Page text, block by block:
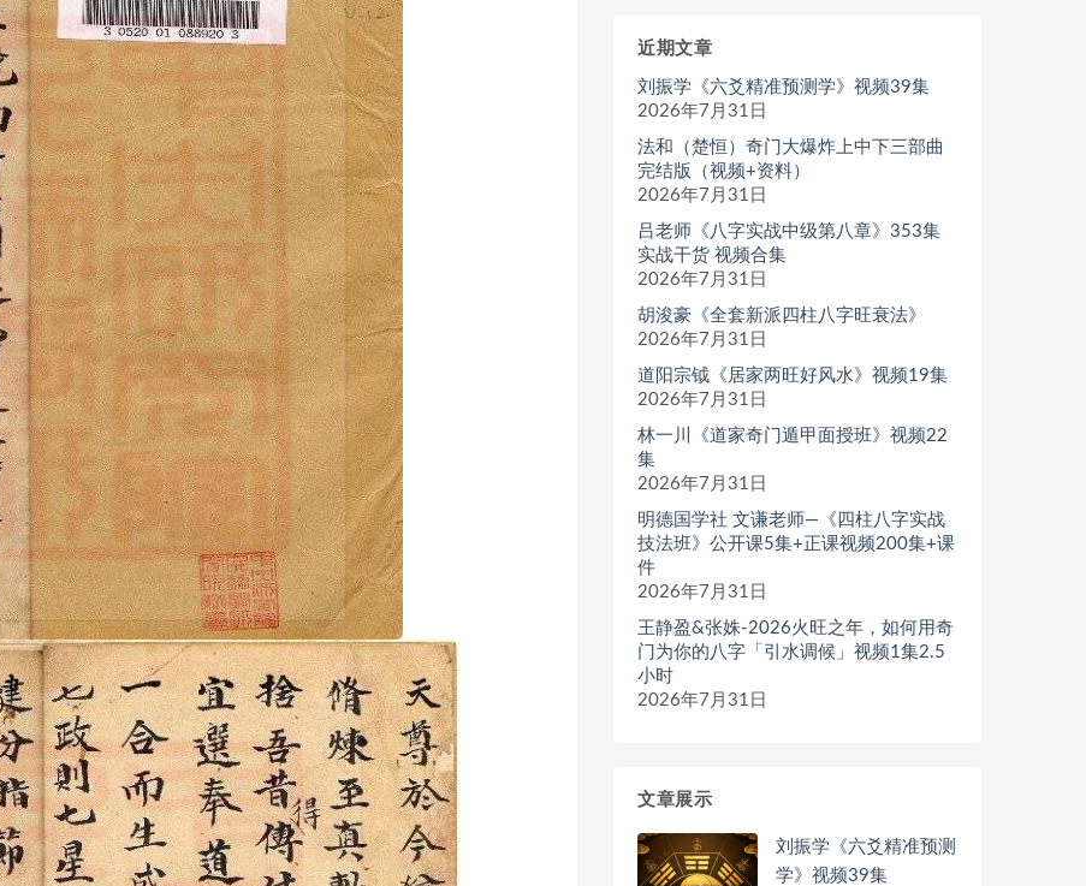
近期文章
刘振学《六爻精准预测学》视频39集
2026年7月31日
法和（楚恒）奇门大爆炸上中下三部曲
完结版（视频+资料）
2026年7月31日
吕老师《八字实战中级第八章》353集
实战干货 视频合集
2026年7月31日
胡浚豪《全套新派四柱八字旺衰法》
2026年7月31日
道阳宗钺《居家两旺好风水》视频19集
2026年7月31日
林一川《道家奇门遁甲面授班》视频22
集
2026年7月31日
明德国学社 文谦老师—《四柱八字实战
技法班》公开课5集+正课视频200集+课
件
2026年7月31日
王静盈&张姝-2026火旺之年，如何用奇
门为你的八字「引水调候」视频1集2.5
小时
2026年7月31日
文章展示
刘振学《六爻精准预测
学》视频39集